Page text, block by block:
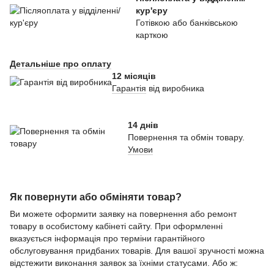
кур'єру
Готівкою або банківською
карткою
Детальніше про оплату
12 місяців
Гарантія від виробника
14 днів
Повернення та обмін товару.
Умови
Як повернути або обміняти товар?
Ви можете оформити заявку на повернення або ремонт
товару в особистому кабінеті сайту. При оформленні
вказується інформація про терміни гарантійного
обслуговування придбаних товарів. Для вашої зручності можна
відстежити виконання заявок за їхніми статусами. Або ж: